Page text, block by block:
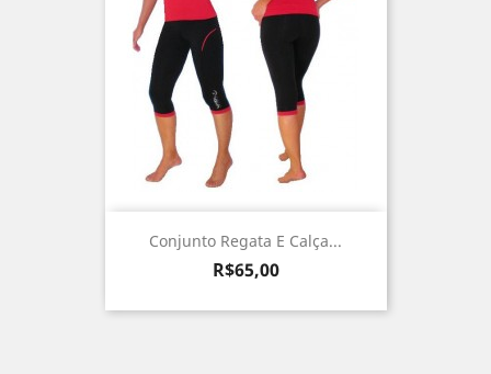
Conjunto Regata E Calça...
Preço
R$65,00